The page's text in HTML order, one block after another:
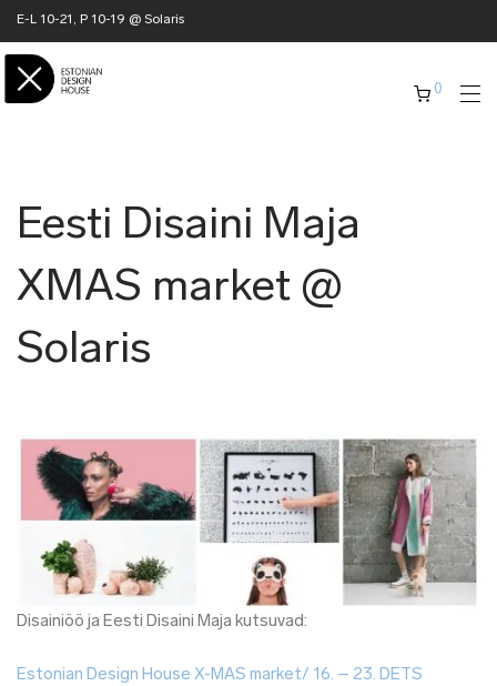
E-L 10-21, P 10-19 @ Solaris
0
Eesti Disaini Maja
XMAS market @
Solaris
Disainiöö ja Eesti Disaini Maja kutsuvad:
Estonian Design House X-MAS market/ 16. – 23. DETS